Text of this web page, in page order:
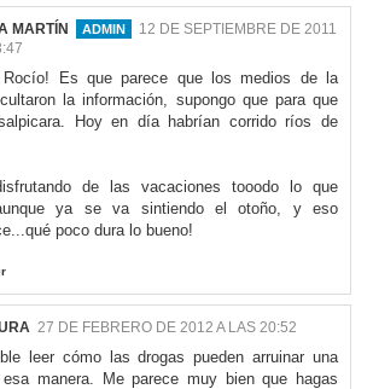
MARTÍN
12 DE SEPTIEMBRE DE 2011
Rocío! Es que parece que los medios de la
la información, supongo que para que
Hoy en día habrían corrido ríos de
de las vacaciones tooodo lo que
ya se va sintiendo el otoño, y eso
poco dura lo bueno!
27 DE FEBRERO DE 2012 A LAS 20:52
leer cómo las drogas pueden arruinar una
manera. Me parece muy bien que hagas